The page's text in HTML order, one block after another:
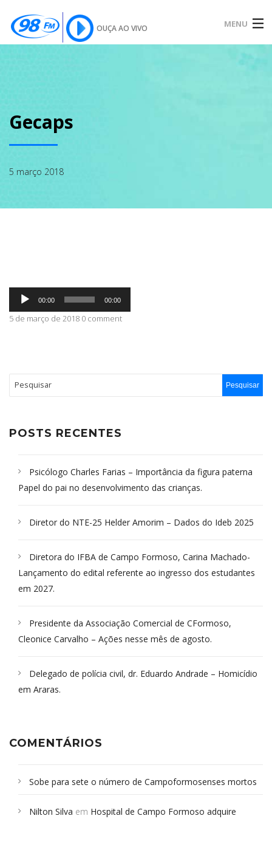
OUÇA AO VIVO MENU
SOBRE
PODCAST
ABRANGÊNCIA
Gecaps
5 março 2018
Tocador
áudio
00:00 00:00
5 de março de 2018 0 comment
POSTS RECENTES
Psicólogo Charles Farias – Importância da figura paterna
Papel do pai no desenvolvimento das crianças.
Diretor do NTE-25 Helder Amorim – Dados do Ideb 2025
Diretora do IFBA de Campo Formoso, Carina Machado-
Lançamento do edital referente ao ingresso dos estudantes
em 2027.
Presidente da Associação Comercial de CFormoso,
Cleonice Carvalho – Ações nesse mês de agosto.
Delegado de polícia civil, dr. Eduardo Andrade – Homicídio
em Araras.
COMENTÁRIOS
Sobe para sete o número de Campoformosenses mortos
Campoformosenses que morreram em desabamentos são
Nilton Silva em Hospital de Campo Formoso adquire